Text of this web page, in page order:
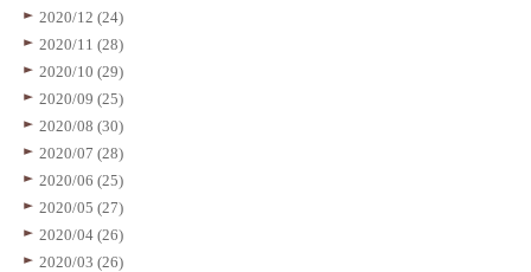
2020/12 (24)
2020/11 (28)
2020/10 (29)
2020/09 (25)
2020/08 (30)
2020/07 (28)
2020/06 (25)
2020/05 (27)
2020/04 (26)
2020/03 (26)